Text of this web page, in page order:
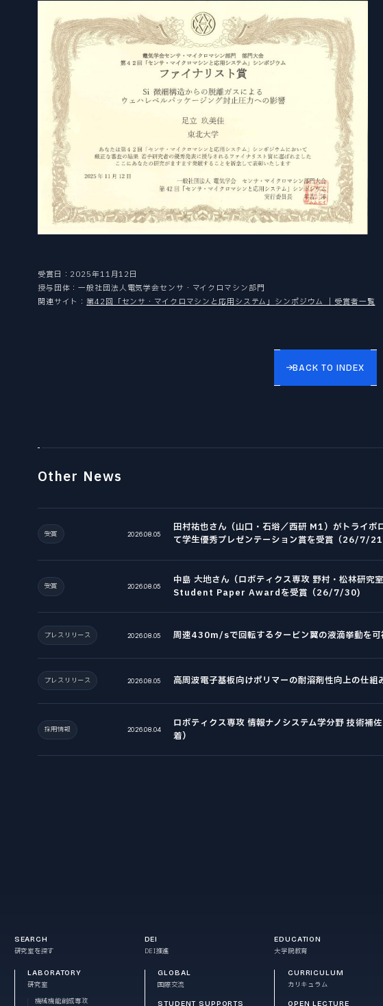
受賞日：2025年11月12日
授与団体：一般社団法人電気学会センサ・マイクロマシン部門
関連サイト：第42回「センサ・マイクロマシンと応用システム」シンポジウム ｜受賞者一覧
BACK TO INDEX
Other News
受賞 2026.08.05
田村祐也さん（山口・石﨏／西研 M1）がトライ
て学生優秀プレゼンテーション賞を受賞（26/7/
受賞 2026.08.05
中島 大地さん（ロボティクス専攻 野村・松林研
Student Paper Awardを受賞（26/7/30)
プレスリリース 2026.08.05 周速430m/sで回転するタービン翼の液滴挙動を可
プレスリリース 2026.08.05 高周波電子基板向けポリマーの耐溶剤性向上の仕
採用情報 2026.08.04
ロボティクス専攻 情報ナノシステム学分野 技術
着）
SEARCH
研究室を探す
LABORATORY
研究室
機械機能創成専攻
DEI
DEI推進
GLOBAL
国際交流
STUDENT SUPPORTS
EDUCATION
大学院教育
CURRICULUM
カリキュラム
OPEN LECTURE